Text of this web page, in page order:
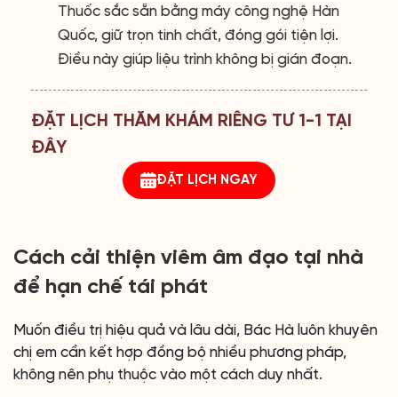
Thuốc sắc sẵn bằng máy công nghệ Hàn
Quốc, giữ trọn tinh chất, đóng gói tiện lợi.
Điều này giúp liệu trình không bị gián đoạn.
ĐẶT LỊCH THĂM KHÁM RIÊNG TƯ 1-1 TẠI
ĐÂY
ĐẶT LỊCH NGAY
Cách cải thiện viêm âm đạo tại nhà
để hạn chế tái phát
Muốn điều trị hiệu quả và lâu dài, Bác Hà luôn khuyên
chị em cần kết hợp đồng bộ nhiều phương pháp,
không nên phụ thuộc vào một cách duy nhất.